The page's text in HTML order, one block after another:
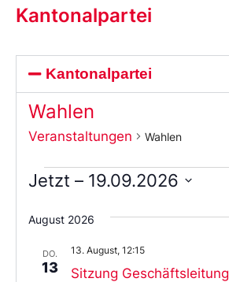
Kantonalpartei
Kantonalpartei
Wahlen
Veranstaltungen Wahlen
Jetzt – 19.09.2026
Sie
das
aus.
August 2026
DO.
13 Sitzung Geschäftsleitung
13. August, 12:15